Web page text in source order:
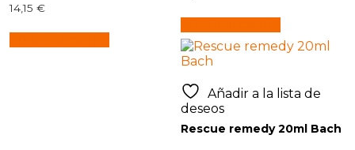
14,15€
Añadir a la lista de
deseos
Rescue remedy 20ml Bach